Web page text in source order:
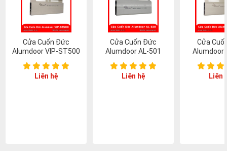
Cửa Cuốn Đức
Alumdoor VIP-ST500
Liên hệ
Cửa Cuốn Đức
Alumdoor AL-501
Liên hệ
Cửa
Alumdoor
Liên